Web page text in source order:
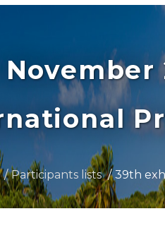
November
Participants lists 39th